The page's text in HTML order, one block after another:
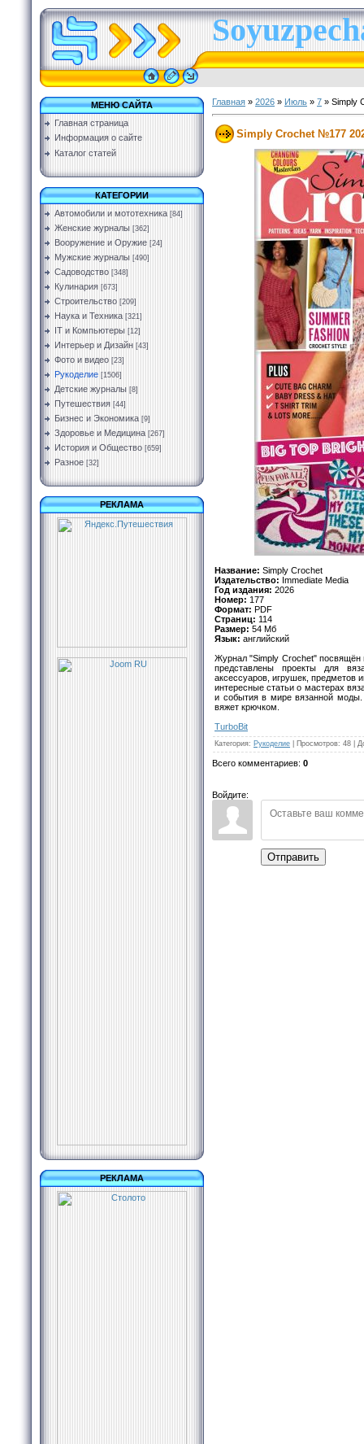
МЕНЮ САЙТА
Главная страница
Информация о сайте
Каталог статей
КАТЕГОРИИ
Автомобили и мототехника [84]
Женские журналы [362]
Вооружение и Оружие [24]
Мужские журналы [490]
Садоводство [348]
Кулинария [673]
Строительство [209]
Наука и Техника [321]
IT и Компьютеры [12]
Интерьер и Дизайн [43]
Фото и видео [23]
Рукоделие [1506]
Детские журналы [8]
Путешествия [44]
Бизнес и Экономика [9]
Здоровье и Медицина [267]
История и Общество [659]
Разное [32]
РЕКЛАМА
РЕКЛАМА
Главная » 2026 » Июль » 7 » Simply
Simply Crochet №177
Название: Simply Crochet
Издательство: Immediate Media
Год издания: 2026
Номер: 177
Формат: PDF
Страниц: 114
Размер: 54 Мб
Язык: английский
Журнал "Simply Crochet" посвящён
представлены проекты для
аксессуаров, игрушек, предметов
интересные статьи о мастерах
и события в мире вязанной
вяжет крючком.
TurbоBit
Категория: Рукоделие Просмотров: 48
Всего комментариев: 0
Войдите:
Отправить